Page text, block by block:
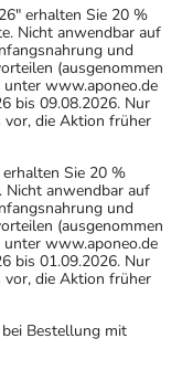
erhalten Sie 20 %
Nicht anwendbar auf
und
(ausgenommen
www.aponeo.de
bis 09.08.2026. Nur
die Aktion früher
Sie 20 %
Nicht anwendbar auf
und
(ausgenommen
www.aponeo.de
bis 01.09.2026. Nur
die Aktion früher
Bestellung mit